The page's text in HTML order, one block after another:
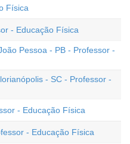
Física
- Educação Física
Pessoa - PB - Professor -
- SC - Professor -
- Educação Física
- Educação Física